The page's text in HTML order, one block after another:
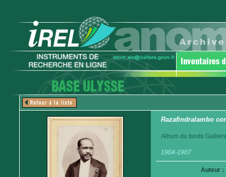
Razafindralambo
Album du fonds
1904-1907
Auteur :